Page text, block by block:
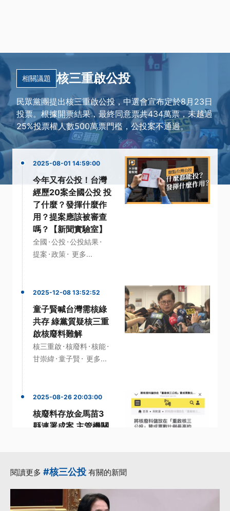
相關議題 核三重啟公投
民眾黨團提出核三重啟公投，中選會宣布定於8月23日
投票。根據開票結果，最終同意票共434萬票，未越過
25%投票權人數500萬票門檻，公投案不通過。
2025-08-01 14:59:00
今年又有公投！台灣
經歷20案全國公投 投
了什麼？發揮什麼作
用？提案應該被審查
嗎？【新聞實驗室】
全國 ·公投 ·公投結果 ·
提案 ·政策 · 更多...
2025-12-08 13:52:52
童子賢喊台灣需核綠
共存 綠黨質疑核三重
啟核廢料難解
核三重啟·核廢料·核能·
甘崇緯·童子賢 · 更多...
2025-08-26 20:03:00
核廢料存放金馬苗3
縣連署成案 主管機關
同意票·提案·更多...
閱讀更多 #核三公投 有關的新聞